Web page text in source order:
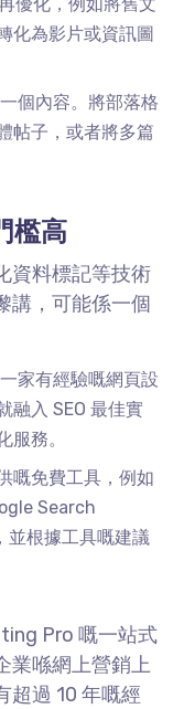
化為影片或資訊圖
個內容。將部落格
帖子，或者將多篇
檻高
資料標記等技術
講，可能係一個
家有經驗嘅網頁設
融入 SEO 最佳實
服務。
嘅免費工具，例如
Search
並根據工具嘅建議
Pro 嘅一站式
業喺網上營銷上
超過 10 年嘅經